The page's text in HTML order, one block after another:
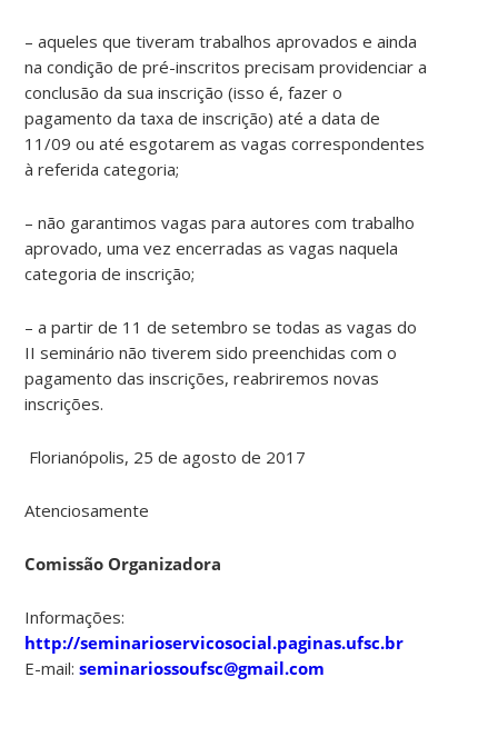
– aqueles que tiveram trabalhos aprovados e ainda
na condição de pré-inscritos precisam providenciar a
conclusão da sua inscrição (isso é, fazer o
pagamento da taxa de inscrição) até a data de
11/09 ou até esgotarem as vagas correspondentes
à referida categoria;
– não garantimos vagas para autores com trabalho
aprovado, uma vez encerradas as vagas naquela
categoria de inscrição;
– a partir de 11 de setembro se todas as vagas do
II seminário não tiverem sido preenchidas com o
pagamento das inscrições, reabriremos novas
inscrições.
Florianópolis, 25 de agosto de 2017
Atenciosamente
Comissão Organizadora
Informações:
http://seminarioservicosocial.paginas.ufsc.br
E-mail:seminariossoufsc@gmail.com